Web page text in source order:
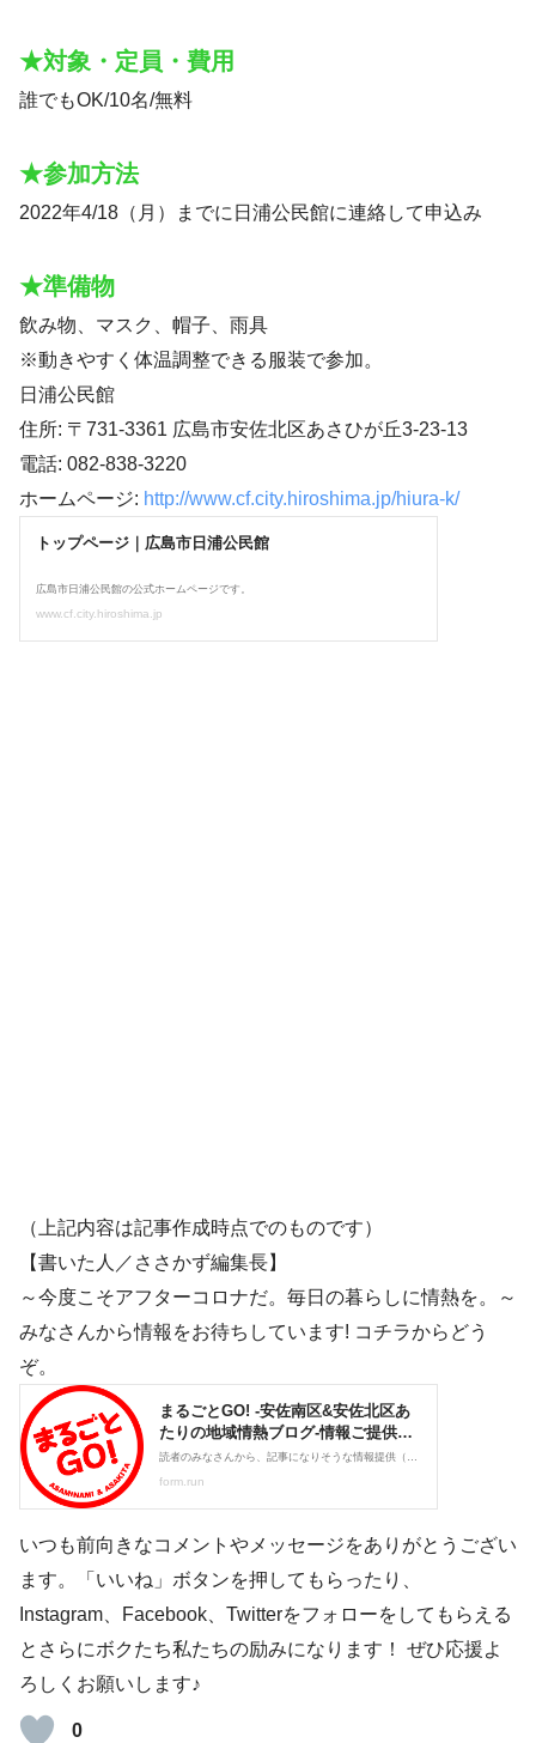
★対象・定員・費用
誰でもOK/10名/無料
★参加方法
2022年4/18（月）までに日浦公民館に連絡して申込み
★準備物
飲み物、マスク、帽子、雨具
※動きやすく体温調整できる服装で参加。
日浦公民館
住所: 〒731-3361 広島市安佐北区あさひが丘3-23-13
電話: 082-838-3220
ホームページ: http://www.cf.city.hiroshima.jp/hiura-k/
（上記内容は記事作成時点でのものです）
【書いた人／ささかず編集長】
～今度こそアフターコロナだ。毎日の暮らしに情熱を。～
みなさんから情報をお待ちしています! コチラからどう
ぞ。
いつも前向きなコメントやメッセージをありがとうござい
ます。「いいね」ボタンを押してもらったり、
Instagram、Facebook、Twitterをフォローをしてもらえる
とさらにボクたち私たちの励みになります！ ぜひ応援よ
ろしくお願いします♪
0